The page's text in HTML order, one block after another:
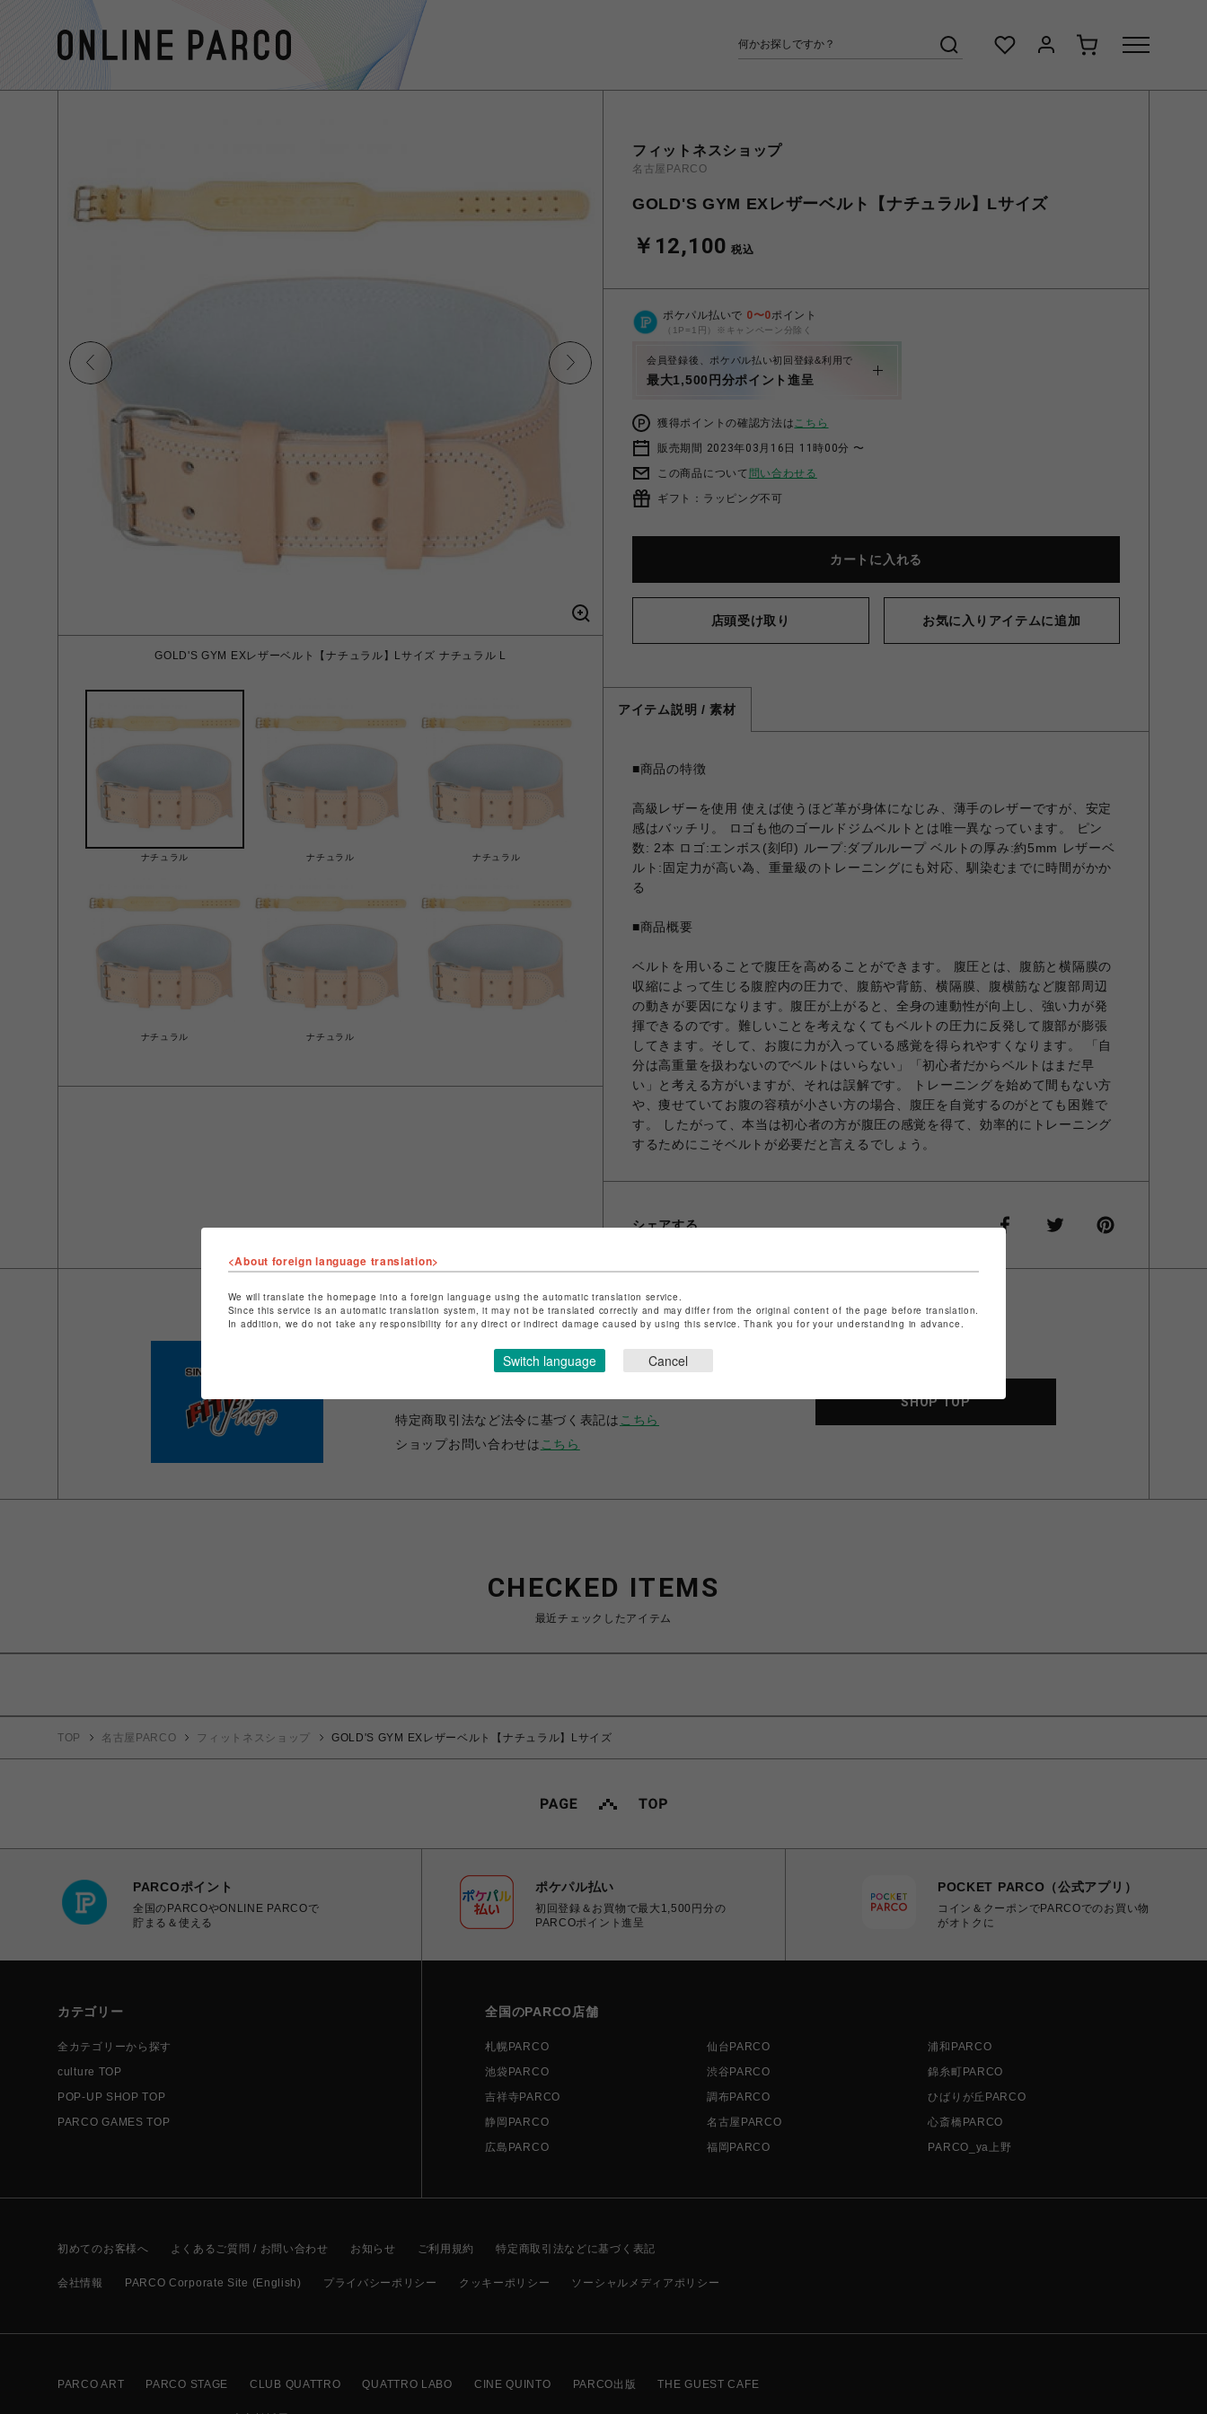
GOLD'S GYM EXレザーベルト【ナチュラル】Lサイズ ナチュラル L
ナチュラル ナチュラル ナチュラル
ナチュラル ナチュラル
フィットネスショップ
名古屋PARCO
GOLD'S GYM EXレザーベルト【ナチュラル】Lサイズ
￥12,100 税込
ポケパル払いで 0〜0ポイント
（1P=1円）※キャンペーン分除く
会員登録後、ポケパル払い初回登録&利用で
最大1,500円分ポイント進呈
獲得ポイントの確認方法はこちら
販売期間 2023年03月16日 11時00分 〜
この商品について 問い合わせる
ギフト：ラッピング不可
カートに入れる
店頭受け取り お気に入りアイテムに追加
アイテム説明 / 素材
■商品の特徴
高級レザーを使用 使えば使うほど革が身体になじみ、薄手のレザーですが、安定
感はバッチリ。 ロゴも他のゴールドジムベルトとは唯一異なっています。 ピン
数: 2本 ロゴ:エンボス(刻印) ループ:ダブルループ ベルトの厚み:約5mm レザーベ
ルト:固定力が高い為、重量級のトレーニングにも対応、馴染むまでに時間がかか
る
■商品概要
ベルトを用いることで腹圧を高めることができます。 腹圧とは、腹筋と横隔膜の
収縮によって生じる腹腔内の圧力で、腹筋や背筋、横隔膜、腹横筋など腹部周辺
の動きが要因になります。腹圧が上がると、全身の連動性が向上し、強い力が発
揮できるのです。難しいことを考えなくてもベルトの圧力に反発して腹部が膨張
してきます。そして、お腹に力が入っている感覚を得られやすくなります。 「自
分は高重量を扱わないのでベルトはいらない」「初心者だからベルトはまだ早
い」と考える方がいますが、それは誤解です。 トレーニングを始めて間もない方
や、痩せていてお腹の容積が小さい方の場合、腹圧を自覚するのがとても困難で
す。 したがって、本当は初心者の方が腹圧の感覚を得て、効率的にトレーニング
するためにこそベルトが必要だと言えるでしょう。
シェアする
フィットネスショップ
特定商取引法など法令に基づく表記は こちら
ショップお問い合わせは こちら
SHOP TOP
CHECKED ITEMS
最近チェックしたアイテム
TOP 名古屋PARCO フィットネスショップ GOLD'S GYM EXレザーベルト【ナチュラル】Lサイズ
PARCOポイント
全国のPARCOやONLINE PARCOで
貯まる＆使える
ポケパル払い
初回登録＆お買物で最大1,500円分の
PARCOポイント進呈
POCKET PARCO（公式アプリ）
コイン＆クーポンでPARCOでのお買い物
がオトクに
カテゴリー
全カテゴリーから探す
culture TOP
POP-UP SHOP TOP
PARCO GAMES TOP
全国のPARCO店舗
札幌PARCO 仙台PARCO
浦和PARCO
池袋PARCO
渋谷PARCO
錦糸町PARCO
吉祥寺PARCO
調布PARCO
ひばりが丘PARCO
静岡PARCO
名古屋PARCO
心斎橋PARCO
広島PARCO
福岡PARCO PARCO_ya上野
初めてのお客様へ よくあるご質問 / お問い合わせ お知らせ ご利用規約 特定商取引法などに基づく表記
会社情報 PARCO Corporate Site (English) プライバシーポリシー クッキーポリシー ソーシャルメディアポリシー
PARCO ART PARCO STAGE CLUB QUATTRO QUATTRO LABO CINE QUINTO PARCO出版 THE GUEST CAFE
<About foreign language translation>
We will translate the homepage into a foreign language using the automatic translation service.
Since this service is an automatic translation system, it may not be translated correctly and may differ from the original content of the page before translation.
In addition, we do not take any responsibility for any direct or indirect damage caused by using this service. Thank you for your understanding in advance.
Switch language Cancel